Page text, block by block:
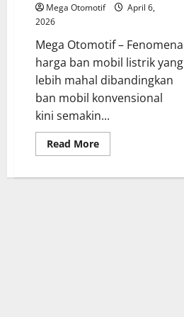
Mega Otomotif
April 6,
2026
Mega Otomotif – Fenomena
harga ban mobil listrik yang
lebih mahal dibandingkan
ban mobil konvensional
kini semakin...
Read MoreRead
more
Ban